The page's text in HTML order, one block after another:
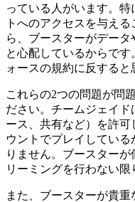
っている人がいます。
トへのアクセスを与え
ら、ブースターがデー
と心配しているからで
ォースの規約に反すると
これらの2つの問題が問
ださい。チームジェイド
ース、共有など）を許
ウントでプレイしてい
りません。ブースター
リーミングを行わない限
また、ブースターが貴